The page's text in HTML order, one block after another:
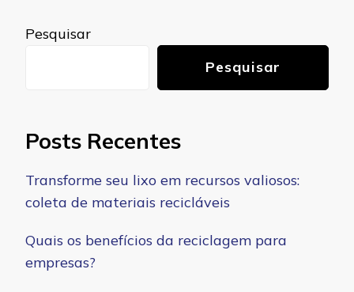
Pesquisar
Pesquisar
Posts Recentes
Transforme seu lixo em recursos valiosos:
coleta de materiais recicláveis
Quais os benefícios da reciclagem para
empresas?